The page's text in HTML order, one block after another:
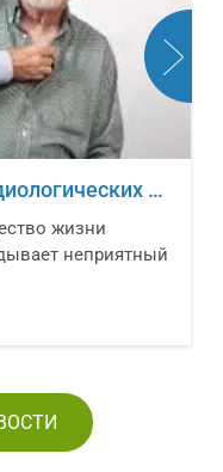
рака
жизнь без
Количество
...